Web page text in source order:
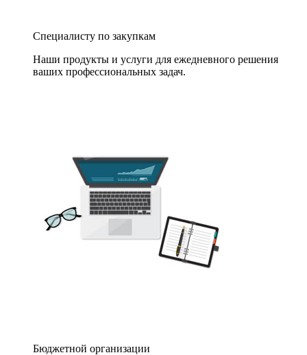
Специалисту по закупкам
Наши продукты и услуги для ежедневного решения
ваших профессиональных задач.
Бюджетной организации